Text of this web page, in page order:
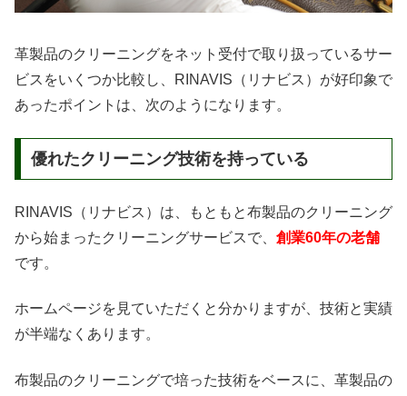
革製品のクリーニングをネット受付で取り扱っているサー
ビスをいくつか比較し、RINAVIS（リナビス）が好印象で
あったポイントは、次のようになります。
優れたクリーニング技術を持っている
RINAVIS（リナビス）は、もともと布製品のクリーニング
から始まったクリーニングサービスで、 創業60年の老舗
です。
ホームページを見ていただくと分かりますが、技術と実績
が半端なくあります。
布製品のクリーニングで培った技術をベースに、革製品の